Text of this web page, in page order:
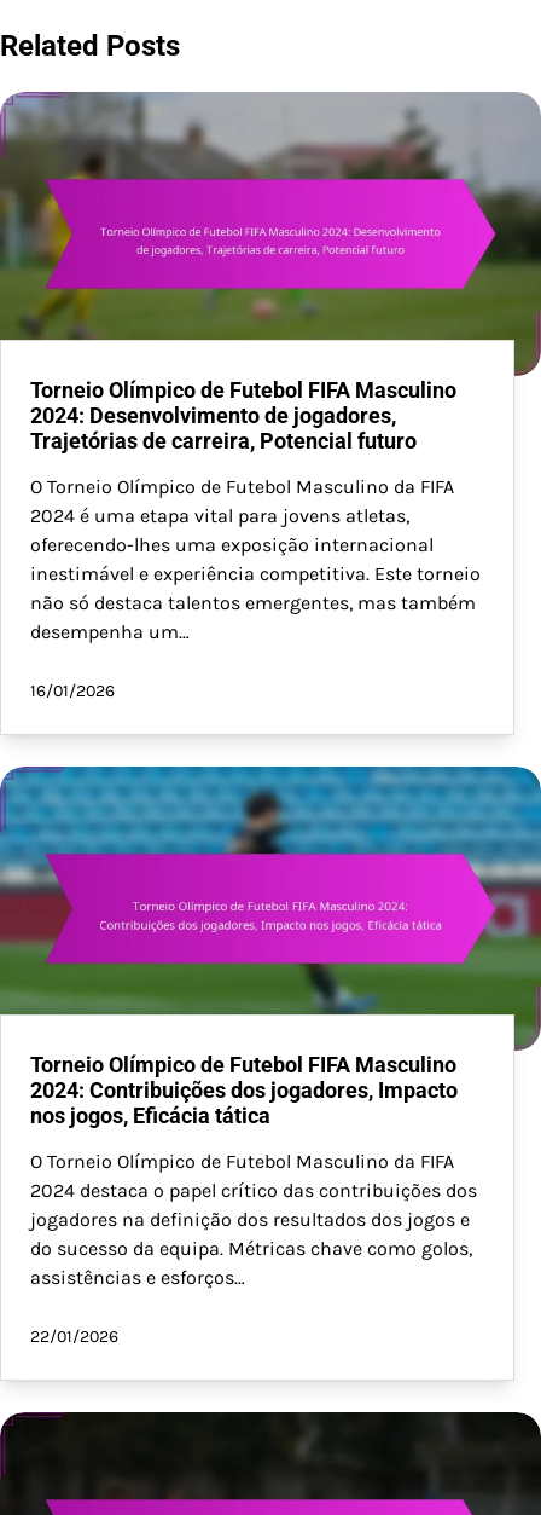
Related Posts
Torneio Olímpico de Futebol FIFA Masculino
2024: Desenvolvimento de jogadores,
Trajetórias de carreira, Potencial futuro
O Torneio Olímpico de Futebol Masculino da FIFA
2024 é uma etapa vital para jovens atletas,
oferecendo-lhes uma exposição internacional
inestimável e experiência competitiva. Este torneio
não só destaca talentos emergentes, mas também
desempenha um…
16/01/2026
Torneio Olímpico de Futebol FIFA Masculino
2024: Contribuições dos jogadores, Impacto
nos jogos, Eficácia tática
O Torneio Olímpico de Futebol Masculino da FIFA
2024 destaca o papel crítico das contribuições dos
jogadores na definição dos resultados dos jogos e
do sucesso da equipa. Métricas chave como golos,
assistências e esforços…
22/01/2026